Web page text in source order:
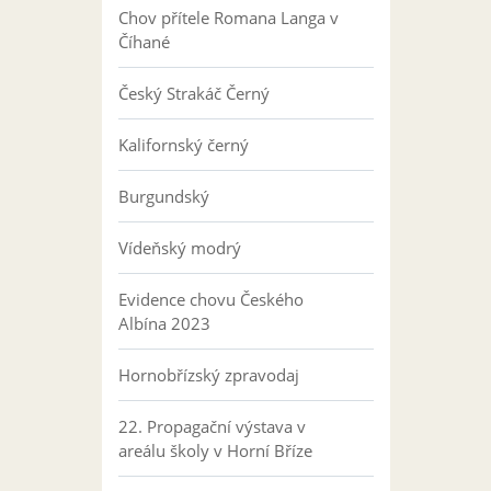
Chov přítele Romana Langa v
Číhané
Český Strakáč Černý
Kalifornský černý
Burgundský
Vídeňský modrý
Evidence chovu Českého
Albína 2023
Hornobřízský zpravodaj
22. Propagační výstava v
areálu školy v Horní Bříze